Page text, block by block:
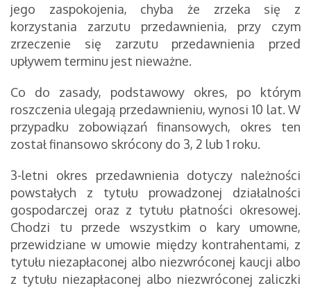
jego zaspokojenia, chyba że zrzeka się z
korzystania zarzutu przedawnienia, przy czym
zrzeczenie się zarzutu przedawnienia przed
upływem terminu jest nieważne.
Co do zasady, podstawowy okres, po którym
roszczenia ulegają przedawnieniu, wynosi 10 lat. W
przypadku zobowiązań finansowych, okres ten
został finansowo skrócony do 3, 2 lub 1 roku.
3-letni okres przedawnienia dotyczy należności
powstałych z tytułu prowadzonej działalności
gospodarczej oraz z tytułu płatności okresowej.
Chodzi tu przede wszystkim o kary umowne,
przewidziane w umowie między kontrahentami, z
tytułu niezapłaconej albo niezwróconej kaucji albo
z tytułu niezapłaconej albo niezwróconej zaliczki